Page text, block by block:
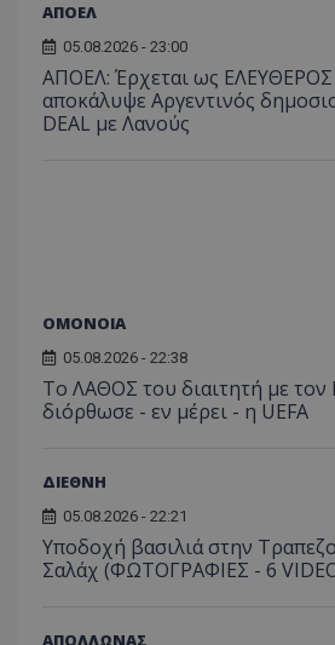
ΑΠΟΕΛ
05.08.2026 - 23:00
ΑΠΟΕΛ: Έρχεται ως ΕΛΕΥΘΕΡΟΣ
αποκάλυψε Αργεντινός
DEAL με Λανούς
ΟΜΟΝΟΙΑ
05.08.2026 - 22:38
Το ΛΑΘΟΣ του διαιτητή με τον
διόρθωσε - εν μέρει - η UEFA
ΔΙΕΘΝΗ
05.08.2026 - 22:21
Υποδοχή βασιλιά στην
Σαλάχ (ΦΩΤΟΓΡΑΦΙΕΣ - 6
ΑΠΟΛΛΩΝΑΣ